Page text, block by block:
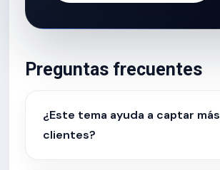
Preguntas frecuentes
¿Este tema ayuda a captar más
clientes?